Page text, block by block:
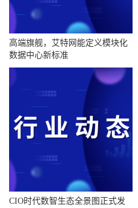
高端旗舰，艾特网能定义模块化
数据中心新标准
CIO时代数智生态全景图正式发